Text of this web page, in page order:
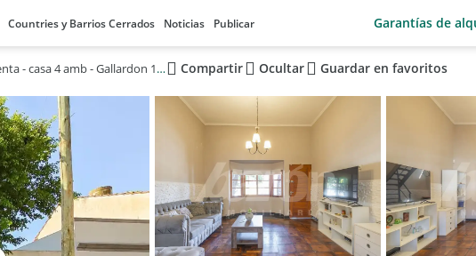
Countries y Barrios Cerrados Noticias Publicar Garantías de
Venta - casa 4 amb - Gallardon 161- Lomas De Zamora Compartir Ocultar Guardar en favoritos